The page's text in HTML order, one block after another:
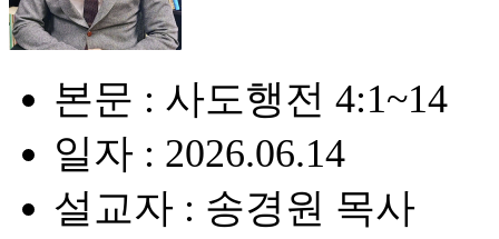
본문 : 사도행전 4:1~14
일자 : 2026.06.14
설교자 : 송경원 목사